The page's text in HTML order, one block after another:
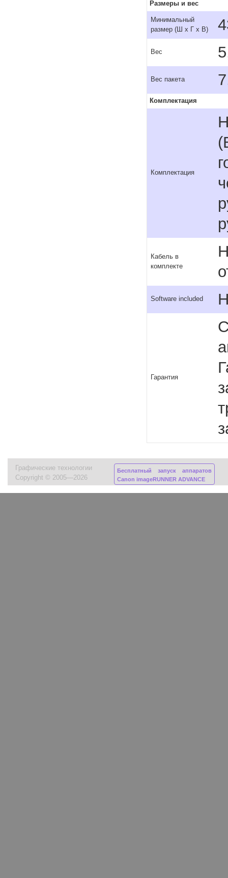
Размеры и вес
Минимальный
размер (Ш x Г x В)
Вес
Вес пакета
Комплектация
Комплектация
Кабель в
комплекте
Software included
Гарантия
Графические технологии
Copyright © 2005—2026
Бесплатный запуск аппаратов
Canon imageRUNNER ADVANCE